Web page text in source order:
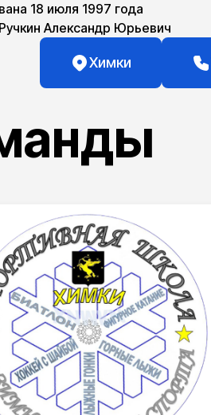
18 июля 1997 года
Ручкин Александр Юрьевич
Химки